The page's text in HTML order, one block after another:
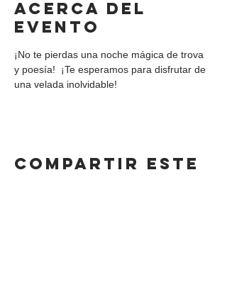
Acerca del
evento
¡No te pierdas una noche mágica de trova
y poesía!  ¡Te esperamos para disfrutar de
una velada inolvidable!
Compartir este